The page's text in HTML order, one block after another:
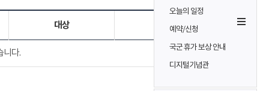
오늘의 일정
예약/신청
국군 휴가 보상 안내
디지털기념관
대상 참가비
니다.